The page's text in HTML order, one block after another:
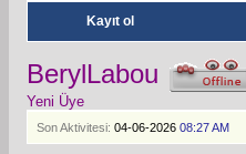
Kayıt ol
BerylLabou
Yeni Üye
Son Aktivitesi: 04-06-2026 08:27 AM